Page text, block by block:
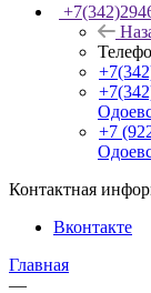
+7
Контактная
Вконтакте
Главная
—